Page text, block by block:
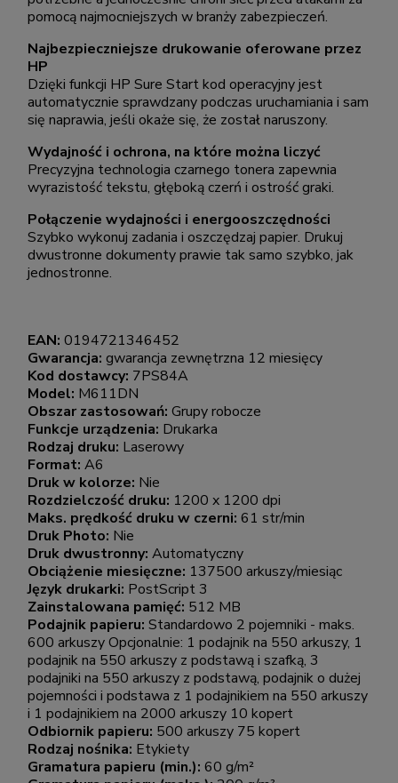
pomocą najmocniejszych w branży zabezpieczeń.
Najbezpieczniejsze drukowanie oferowane przez
HP
Dzięki funkcji HP Sure Start kod operacyjny jest
automatycznie sprawdzany podczas uruchamiania i sam
się naprawia, jeśli okaże się, że został naruszony.
Wydajność i ochrona, na które można liczyć
Precyzyjna technologia czarnego tonera zapewnia
wyrazistość tekstu, głęboką czerń i ostrość graki.
Połączenie wydajności i energooszczędności
Szybko wykonuj zadania i oszczędzaj papier. Drukuj
dwustronne dokumenty prawie tak samo szybko, jak
jednostronne.
EAN: 0194721346452
Gwarancja: gwarancja zewnętrzna 12 miesięcy
Kod dostawcy: 7PS84A
Model: M611DN
Obszar zastosowań: Grupy robocze
Funkcje urządzenia: Drukarka
Rodzaj druku: Laserowy
Format: A6
Druk w kolorze: Nie
Rozdzielczość druku: 1200 x 1200 dpi
Maks. prędkość druku w czerni: 61 str/min
Druk Photo: Nie
Druk dwustronny: Automatyczny
Obciążenie miesięczne: 137500 arkuszy/miesiąc
Język drukarki: PostScript 3
Zainstalowana pamięć: 512 MB
Podajnik papieru: Standardowo 2 pojemniki - maks.
600 arkuszy Opcjonalnie: 1 podajnik na 550 arkuszy, 1
podajnik na 550 arkuszy z podstawą i szafką, 3
podajniki na 550 arkuszy z podstawą, podajnik o dużej
pojemności i podstawa z 1 podajnikiem na 550 arkuszy
i 1 podajnikiem na 2000 arkuszy 10 kopert
Odbiornik papieru: 500 arkuszy 75 kopert
Rodzaj nośnika: Etykiety
Gramatura papieru (min.): 60 g/m²